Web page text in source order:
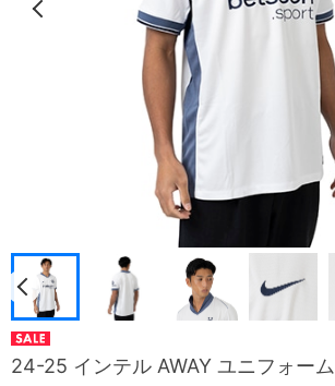
24-25 インテル AWAY ユニフォーム